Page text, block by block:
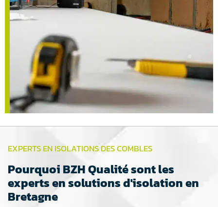
EXPERTS EN ISOLATIONS DES COMBLES
Pourquoi BZH Qualité sont les
experts en solutions d'isolation en
Bretagne